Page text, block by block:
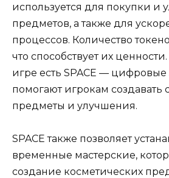
используется для покупки и
предметов, а также для
процессов. Количество
что способствует их
игре есть SPACE —
помогают игрокам создавать
предметы и улучшения.
SPACE также позволяет
временные мастерские,
создание косметических